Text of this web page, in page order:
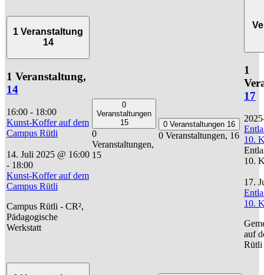
1 Veranstaltung
14
1 Veranstaltung,
14
16:00 - 18:00
Kunst-Koffer auf dem
Campus Rütli
14. Juli 2025 @ 16:00
- 18:00
Kunst-Koffer auf dem
Campus Rütli
Campus Rütli - CR²,
Pädagogische
Werkstatt
0
Veranstaltungen
15
0
Veranstaltungen,
15
0 Veranstaltungen 16
0 Veranstaltungen, 16
1
17
10.
10.
17.
10.
auf
Rütli